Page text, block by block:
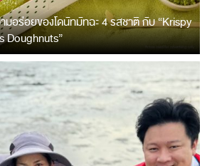
อร่อยของโดนัทมัทฉะ 4 รสชาติ กับ “Krispy
Doughnuts”